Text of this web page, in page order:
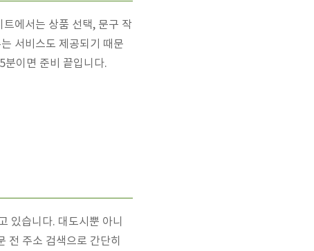
에서는 상품 선택, 문구 작
서비스도 제공되기 때문
분이면 준비 끝입니다.
있습니다. 대도시뿐 아니
전 주소 검색으로 간단히